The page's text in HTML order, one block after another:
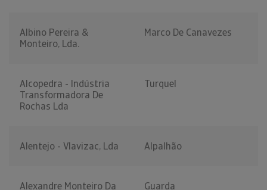
Albino Pereira &
Monteiro, Lda.
Marco De Canavezes
Alcopedra - Indústria
Transformadora De
Rochas Lda
Turquel
Alentejo - Vlavizac, Lda Alpalhão
Alexandre Monteiro Da Guarda